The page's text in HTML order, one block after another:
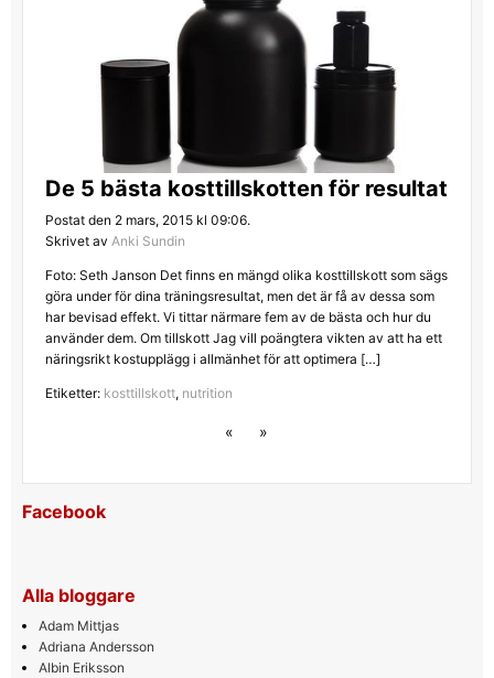
De 5 bästa kosttillskotten för resultat
Postat den 2 mars, 2015 kl 09:06.
Skrivet av Anki Sundin
Foto: Seth Janson Det finns en mängd olika kosttillskott som sägs
göra under för dina träningsresultat, men det är få av dessa som
har bevisad effekt. Vi tittar närmare fem av de bästa och hur du
använder dem. Om tillskott Jag vill poängtera vikten av att ha ett
näringsrikt kostupplägg i allmänhet för att optimera […]
Etiketter: kosttillskott, nutrition
« »
Facebook
Alla bloggare
Adam Mittjas
Adriana Andersson
Albin Eriksson